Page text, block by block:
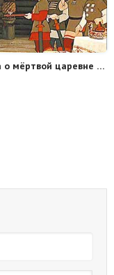
Сказка о мёртвой царевне и семи богатырях